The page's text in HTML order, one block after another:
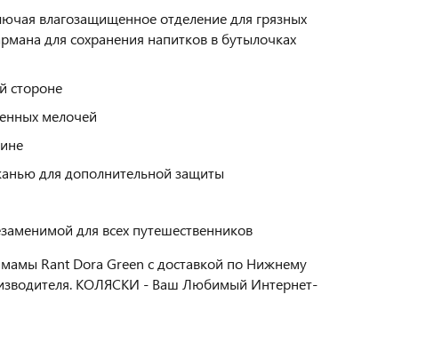
влагозащищенное отделение для грязных
для сохранения напитков в бутылочках
стороне
мелочей
для дополнительной защиты
для всех путешественников
Rant Dora Green с доставкой по Нижнему
КОЛЯСКИ - Ваш Любимый Интернет-